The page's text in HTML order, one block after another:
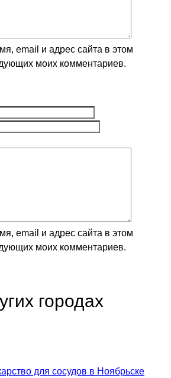
email и адрес сайта в этом
моих комментариев.
email и адрес сайта в этом
моих комментариев.
городах
для сосудов в Ноябрьске